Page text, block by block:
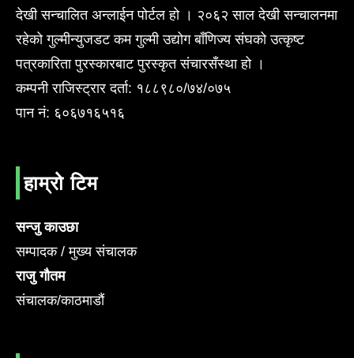
देखी सन्चालित अन्लाईन पोर्टल हो । २०६२ साल देखी सन्चालनमा
रहेको गुल्मीन्युजडट कम गुल्मी उद्योग बाँणिज्य संघको उत्कृष्ट
पत्रकारिता पुरस्कारबाट पुरस्कृत संचारसँस्था हो ।
कम्पनी राजिस्ट्रार दर्ता: १८८९८०/७४/०७५
पान नं: ६०६७१६५१६
हाम्रो टिम
सन्जु काउछा
सम्पादक / मुख्य संचालक
राजु गौतम
संचालक/काठमाडौं